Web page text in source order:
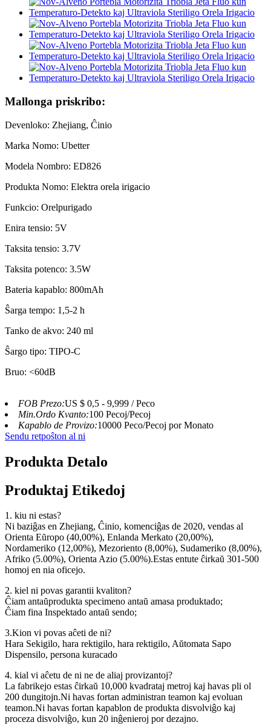
Mallonga priskribo:
Devenloko: Zhejiang, Ĉinio
Marka Nomo: Ubetter
Modela Nombro: ED826
Produkta Nomo: Elektra orela irigacio
Funkcio: Orelpurigado
Enira tensio: 5V
Taksita tensio: 3.7V
Taksita potenco: 3.5W
Bateria kapablo: 800mAh
Ŝarga tempo: 1,5-2 h
Tanko de akvo: 240 ml
Ŝargo tipo: TIPO-C
Bruo: <60dB
FOB Prezo:US $ 0,5 - 9,999 / Peco
Min.Ordo Kvanto:100 Pecoj/Pecoj
Kapablo de Provizo:10000 Peco/Pecoj por Monato
Sendu retpoŝton al ni
Produkta Detalo
Produktaj Etikedoj
1. kiu ni estas?
Ni baziĝas en Zhejiang, Ĉinio, komenciĝas de 2020, vendas al
Orienta Eŭropo (40,00%), Enlanda Merkato (20,00%),
Nordameriko (12,00%), Mezoriento (8,00%), Sudameriko (8,00%),
Afriko (5.00%), Orienta Azio (5.00%).Estas entute ĉirkaŭ 301-500
homoj en nia oficejo.
2. kiel ni povas garantii kvaliton?
Ĉiam antaŭprodukta specimeno antaŭ amasa produktado;
Ĉiam fina Inspektado antaŭ sendo;
3.Kion vi povas aĉeti de ni?
Hara Sekigilo, hara rektigilo, hara rektigilo, Aŭtomata Sapo
Dispensilo, persona kuracado
4. kial vi aĉetu de ni ne de aliaj provizantoj?
La fabrikejo estas ĉirkaŭ 10,000 kvadrataj metroj kaj havas pli ol
200 dungitojn.Ni havas fortan administran teamon kaj evoluan
teamon.Ni havas fortan kapablon de produkta disvolviĝo kaj
proceza disvolviĝo, kun 20 inĝenieroj por dezajno.